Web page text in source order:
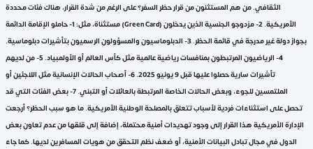
الثقافي. من هم المستثنون من قرار حظر السفر؟ على الرغم من شدة القرار، هناك فئات محددة
مستثناة، مثل: 1- حاملو الإقامة الدائمة (Green Card) الأمريكية. 2- مزدوجو الجنسية الذين يدخلون
بجواز دولة غير مدرجة في قائمة الحظر. 3- الدبلوماسيون والمسؤولون الرسميون بتأشيرات دبلوماسية.
4- الرياضيون المرتبطون بمنافسات رياضية عالمية مثل كأس العالم أو الأولمبياد. 5- من لديهم
تأشيرات سارية حصلوا عليها قبل 9 يونيو 2025. 6- أصحاب الحالات الإنسانية مثل اللاجئين أو
الملتمسين للجوء، وبعض الحالات الخاصة المرتبطة بالعائلات أو التبني. 7- بعض الفئات التي قد
تحصل على استثناءات فردية لأسباب تتعلق بالمصلحة الوطنية الأمريكية. ما هو سبب الحظر؟ أرجعت
الإدارة الأمريكية هذا القرار إلى وجود تهديدات أمنية محتملة، إضافة إلى قلقها من عدم تعاون بعض
الدول في مجال تبادل البيانات الأمنية، أو ضعف نظم التحقق من هويات المسافرين لديها. كما جاء